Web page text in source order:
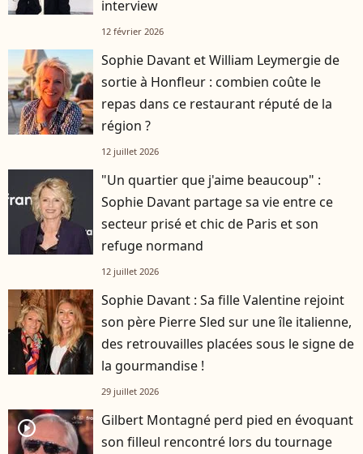
interview
12 février 2026
Sophie Davant et William Leymergie de
sortie à Honfleur : combien coûte le
repas dans ce restaurant réputé de la
région ?
12 juillet 2026
"Un quartier que j'aime beaucoup" :
Sophie Davant partage sa vie entre ce
secteur prisé et chic de Paris et son
refuge normand
12 juillet 2026
Sophie Davant : Sa fille Valentine rejoint
son père Pierre Sled sur une île italienne,
des retrouvailles placées sous le signe de
la gourmandise !
29 juillet 2026
player2
Gilbert Montagné perd pied en évoquant
son filleul rencontré lors du tournage